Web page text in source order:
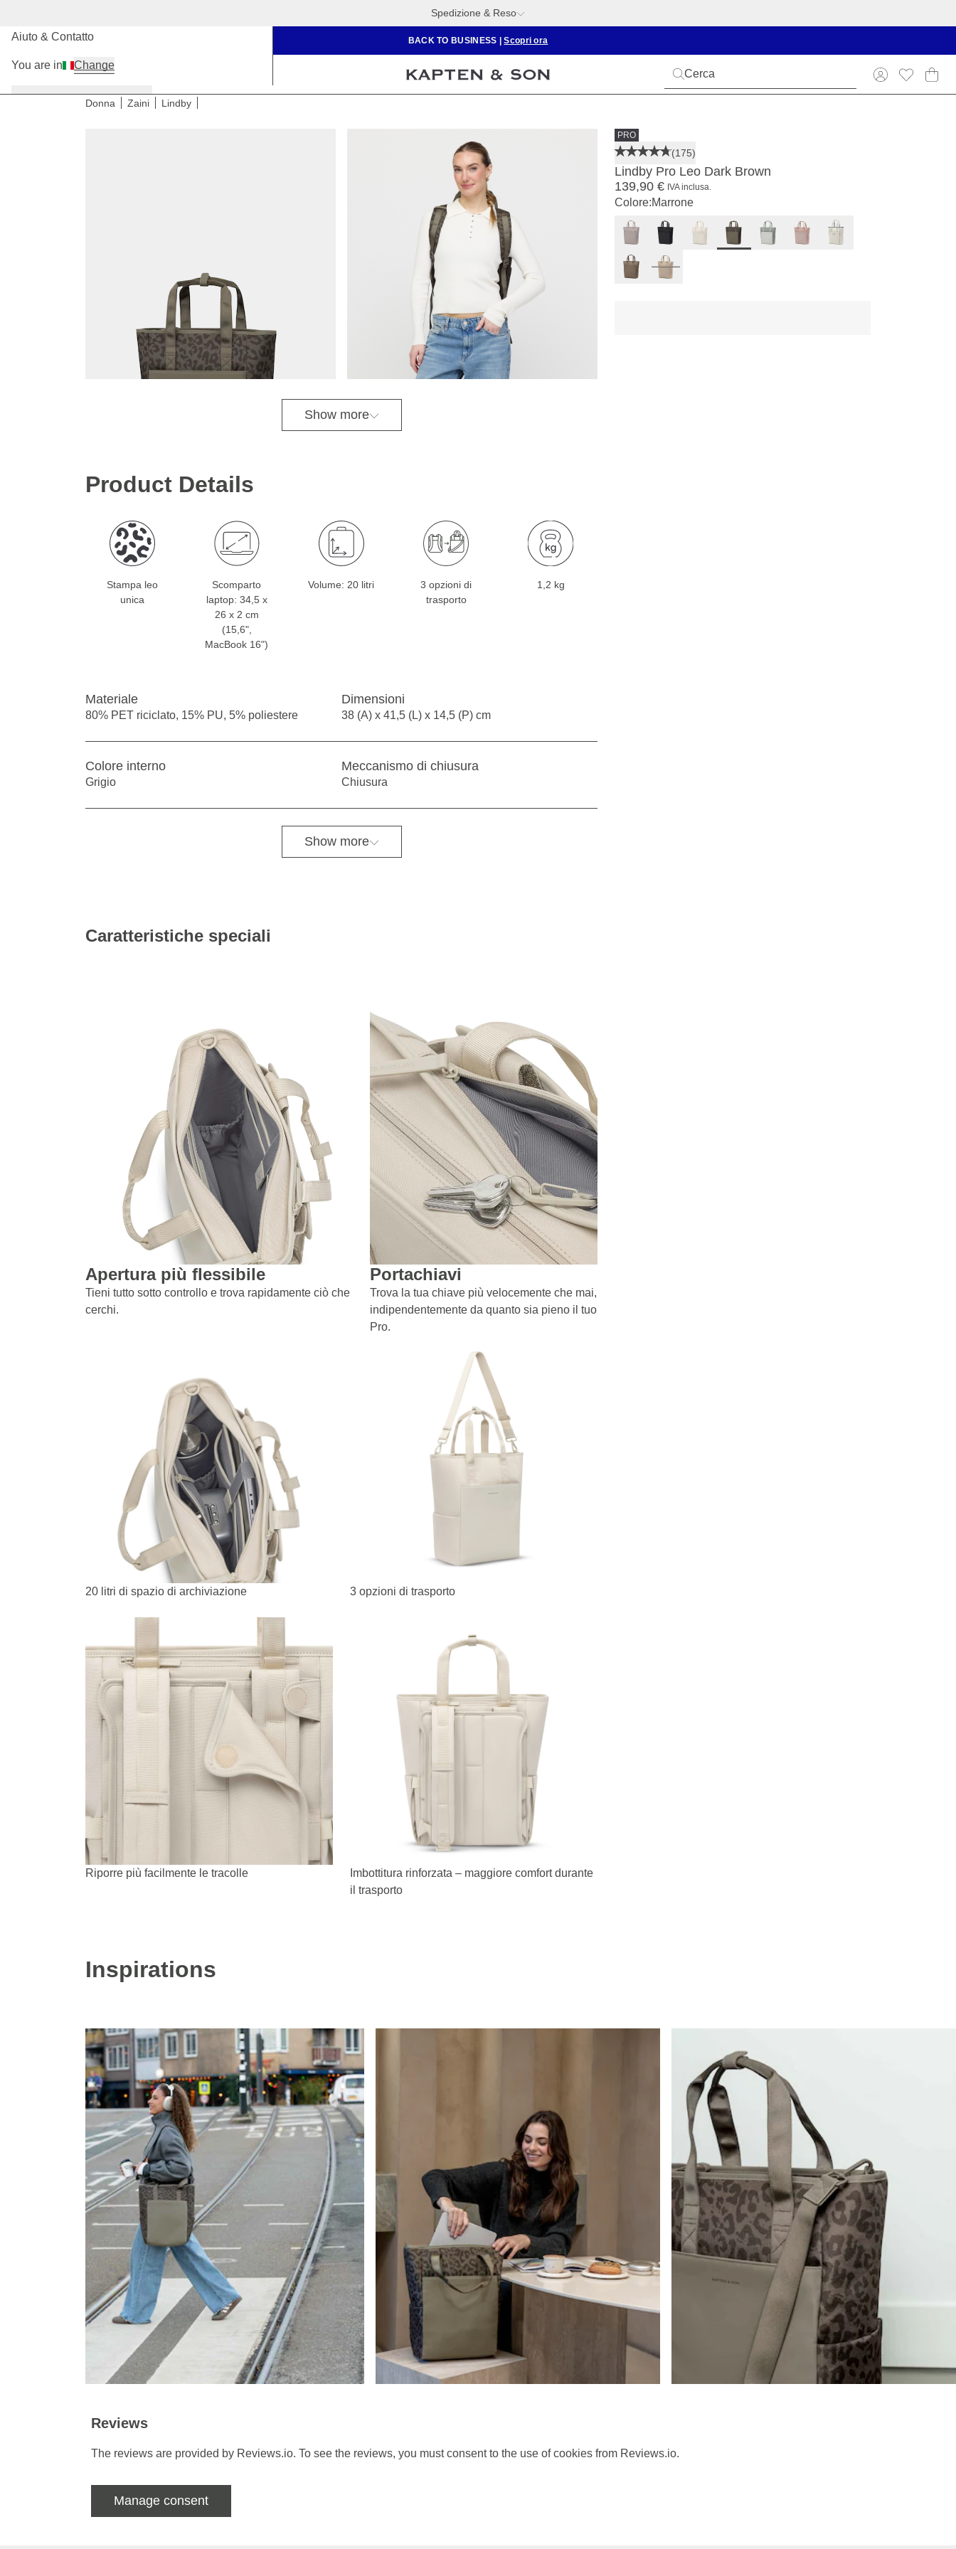
Spedizione & Reso
BACK TO BUSINESS |Scopri ora
Uomo Bambini
Aiuto & Contatto
You are in Change
Donna Zaini Lindby
Show more
PRO
(175)
Lindby Pro Leo Dark Brown
139,90 € IVA inclusa.
Colore:Marrone
Product Details
Stampa leo
unica
Scomparto
laptop: 34,5 x
26 x 2 cm
(15,6",
MacBook 16")
Volume: 20 litri
3 opzioni di
trasporto
1,2 kg
Materiale
80% PET riciclato, 15% PU, 5% poliestere
Dimensioni
38 (A) x 41,5 (L) x 14,5 (P) cm
Colore interno
Grigio
Meccanismo di chiusura
Chiusura
Show more
Caratteristiche speciali
Apertura più flessibile
Tieni tutto sotto controllo e trova rapidamente ciò che
cerchi.
Portachiavi
Trova la tua chiave più velocemente che mai,
indipendentemente da quanto sia pieno il tuo Lindby
Pro.
20 litri di spazio di archiviazione 3 opzioni di trasporto
Riporre più facilmente le tracolle
Imbottitura rinforzata – maggiore comfort durante
il trasporto
Inspirations
Reviews
The reviews are provided by Reviews.io. To see the reviews, you must consent to the use of cookies from Reviews.io.
Manage consent